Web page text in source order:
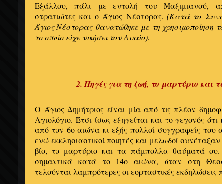
Εξάλλου, πάλι με εντολή του Μαξιμιανού,
στρατιώτες και ο Άγιος Νέστορας, (Κατά το
Άγιος Νέστορας θανατώθηκε με τη χρησιμοποίηση
το οποίο είχε νικήσει τον Λυαίο).
2. Πηγές για τη ζωή, το μαρτύριο και
Ο Άγιος Δημήτριος είναι μία από τις πλέον
Αγιολόγιο. Έτσι ίσως εξηγείται και το γεγονός
από τον 6ο αιώνα κι εξής πολλοί συγγραφείς του
ενώ εκκλησιαστικοί ποιητές και μελωδοί
βίο, το μαρτύριο και τα πάμπολλα θαύματά
σημαντικά κατά το 14ο αιώνα, όταν στη
τελούνται λαμπρότερες οι εορταστικές εκδηλώσεις